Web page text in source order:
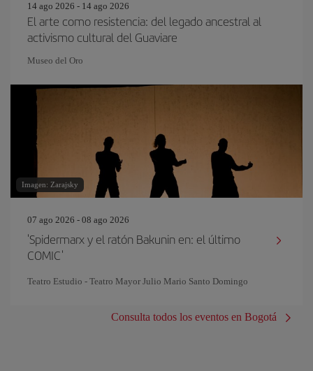
14 ago 2026 - 14 ago 2026
El arte como resistencia: del legado ancestral al
activismo cultural del Guaviare
Museo del Oro
Imagen: Zarajsky
07 ago 2026 - 08 ago 2026
'Spidermarx y el ratón Bakunin en: el último
COMIC'
Teatro Estudio - Teatro Mayor Julio Mario Santo Domingo
Consulta todos los eventos en Bogotá